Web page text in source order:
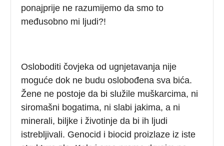
ponajprije ne razumijemo da smo to
međusobno mi ljudi?!
Osloboditi čovjeka od ugnjetavanja nije
moguće dok ne budu oslobođena sva bića.
Žene ne postoje da bi služile muškarcima, ni
siromašni bogatima, ni slabi jakima, a ni
minerali, biljke i životinje da bi ih ljudi
istrebljivali. Genocid i biocid proizlaze iz iste